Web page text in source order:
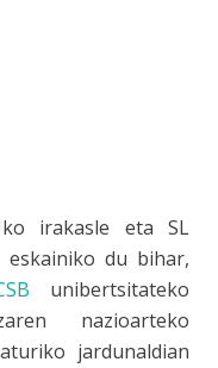
irakasle eta SL
eskainiko du bihar,
unibertsitateko
nazioarteko
jardunaldian